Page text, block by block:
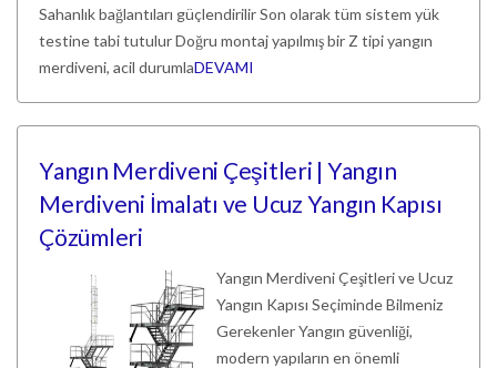
Sahanlık bağlantıları güçlendirilir Son olarak tüm sistem yük
testine tabi tutulur Doğru montaj yapılmış bir Z tipi yangın
merdiveni, acil durumlaDEVAMI
Yangın Merdiveni Çeşitleri | Yangın
Merdiveni İmalatı ve Ucuz Yangın Kapısı
Çözümleri
Yangın Merdiveni Çeşitleri ve Ucuz
Yangın Kapısı Seçiminde Bilmeniz
Gerekenler Yangın güvenliği,
modern yapıların en önemli